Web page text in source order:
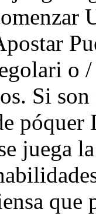
o /
Si
juega